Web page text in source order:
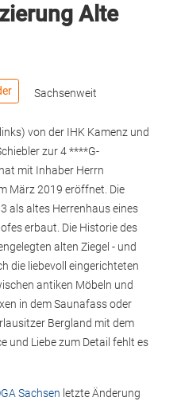
Alte
Sachsenweit
von der IHK Kamenz und
zur 4 ****G-
mit Inhaber Herrn
März 2019 eröffnet. Die
als altes Herrenhaus eines
erbaut. Die Historie des
alten Ziegel - und
die liebevoll eingerichteten
antiken Möbeln und
in dem Saunafass oder
Bergland mit dem
und Liebe zum Detail fehlt es
Sachsen letzte Änderung